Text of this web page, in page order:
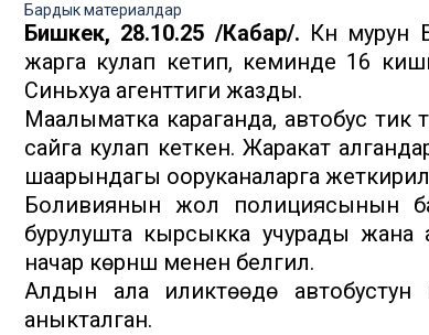
Бардык материалдар
Бишкек, 28.10.25 /Кабар/. Күн мурун
жарга кулап кетип, кеминде 16
Синьхуа агенттиги жазды.
Маалыматка караганда, автобус тик
сайга кулап кеткен. Жаракат
шаарындагы ооруканаларга
Боливиянын жол полициясынын
бурулушта кырсыкка учурады жана
начар көрүнүшү менен белгилүү.
Алдын ала иликтөөдө автобустун
аныкталган.